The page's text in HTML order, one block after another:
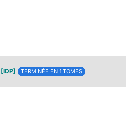
[IDP] TERMINÉE EN 1 TOMES